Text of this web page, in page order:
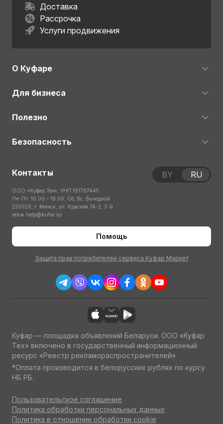
Доставка
Рассрочка
Услуги продвижения
О Куфаре
Для бизнеса
Полезно
Безопасность
Контакты
ООО «Куфар Тех», УНП 191767445
Пн-Пт: 10:00 – 18:00; Сб, Вс: Выходной
220029, г. Минск, ул. Красная 7А-2, 3-й
этаж help@kufar.by
Помощь
Защита прав потребителей сервиса Куфар Маркет
BY RU
Куфар — площадка объявлений Беларуси. ООО «Куфар
Тех» включено в государственный информационный
ресурс «Реестр рекламораспространителей»
*Оплата производится в белорусских рублях по курсу
НБ РБ.
Пользовательское соглашение
Политика обработки персональных данных
Политика в отношении обработки cookie